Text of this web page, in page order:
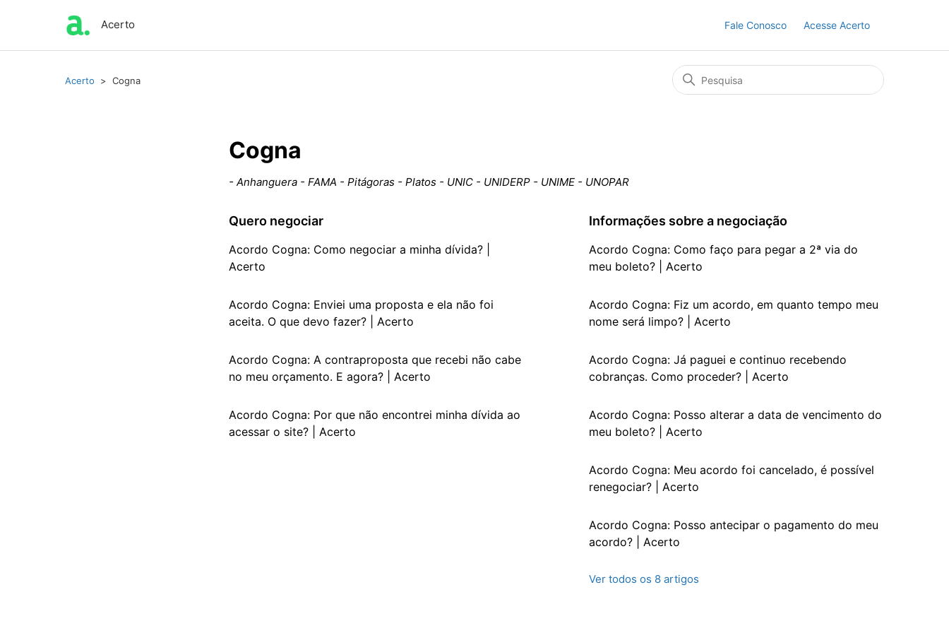
Acerto Fale Conosco Acesse Acerto
Acerto Cogna
Cogna
- Anhanguera - FAMA - Pitágoras - Platos - UNIC - UNIDERP - UNIME - UNOPAR
Quero negociar
Acordo Cogna: Como negociar a minha dívida? |
Acerto
Acordo Cogna: Enviei uma proposta e ela não foi
aceita. O que devo fazer? | Acerto
Acordo Cogna: A contraproposta que recebi não cabe
no meu orçamento. E agora? | Acerto
Acordo Cogna: Por que não encontrei minha dívida ao
acessar o site? | Acerto
Informações sobre a negociação
Acordo Cogna: Como faço para pegar a 2ª via do
meu boleto? | Acerto
Acordo Cogna: Fiz um acordo, em quanto tempo meu
nome será limpo? | Acerto
Acordo Cogna: Já paguei e continuo recebendo
cobranças. Como proceder? | Acerto
Acordo Cogna: Posso alterar a data de vencimento do
meu boleto? | Acerto
Acordo Cogna: Meu acordo foi cancelado, é possível
renegociar? | Acerto
Acordo Cogna: Posso antecipar o pagamento do meu
acordo? | Acerto
Ver todos os 8 artigos